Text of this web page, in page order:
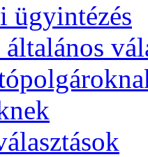
ügyintézés